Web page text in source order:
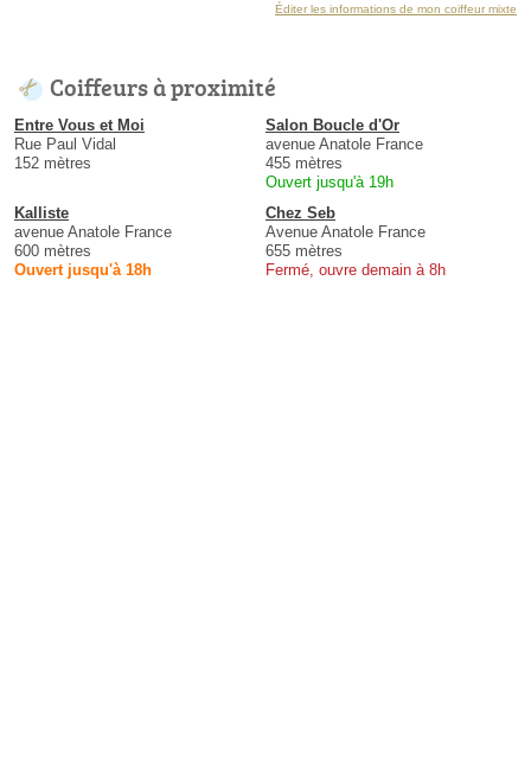
Éditer les informations de mon coiffeur mixte
Coiffeurs à proximité
Entre Vous et Moi
Rue Paul Vidal
152 mètres
Salon Boucle d'Or
avenue Anatole France
455 mètres
Ouvert jusqu'à 19h
Kalliste
avenue Anatole France
600 mètres
Ouvert jusqu'à 18h
Chez Seb
Avenue Anatole France
655 mètres
Fermé, ouvre demain à 8h